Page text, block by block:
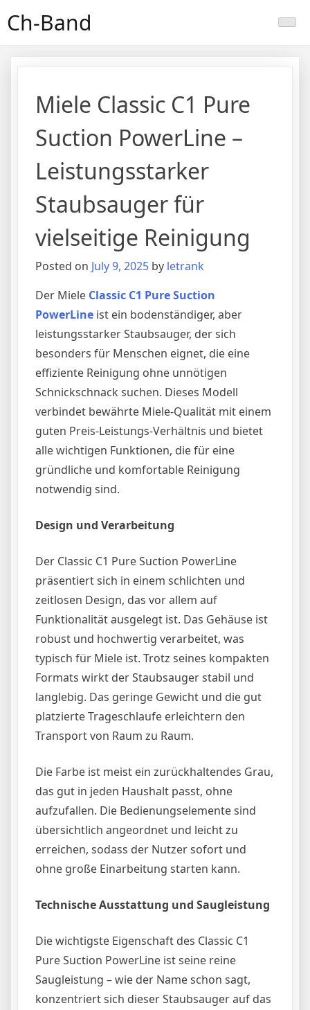
toCh-Band
Miele Classic C1 Pure
Suction PowerLine –
Leistungsstarker
Staubsauger für
vielseitige Reinigung
Posted on July 9, 2025 by letrank
Der Miele Classic C1 Pure Suction
PowerLine ist ein bodenständiger, aber
leistungsstarker Staubsauger, der sich
besonders für Menschen eignet, die eine
effiziente Reinigung ohne unnötigen
Schnickschnack suchen. Dieses Modell
verbindet bewährte Miele-Qualität mit einem
guten Preis-Leistungs-Verhältnis und bietet
alle wichtigen Funktionen, die für eine
gründliche und komfortable Reinigung
notwendig sind.
Design und Verarbeitung
Der Classic C1 Pure Suction PowerLine
präsentiert sich in einem schlichten und
zeitlosen Design, das vor allem auf
Funktionalität ausgelegt ist. Das Gehäuse ist
robust und hochwertig verarbeitet, was
typisch für Miele ist. Trotz seines kompakten
Formats wirkt der Staubsauger stabil und
langlebig. Das geringe Gewicht und die gut
platzierte Trageschlaufe erleichtern den
Transport von Raum zu Raum.
Die Farbe ist meist ein zurückhaltendes Grau,
das gut in jeden Haushalt passt, ohne
aufzufallen. Die Bedienungselemente sind
übersichtlich angeordnet und leicht zu
erreichen, sodass der Nutzer sofort und
ohne große Einarbeitung starten kann.
Technische Ausstattung und Saugleistung
Die wichtigste Eigenschaft des Classic C1
Pure Suction PowerLine ist seine reine
Saugleistung – wie der Name schon sagt,
konzentriert sich dieser Staubsauger auf das